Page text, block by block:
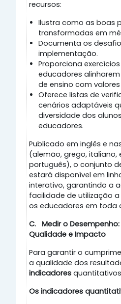
recursos:
Ilustra como as boas
transformadas em
Documenta os
implementação.
Proporciona
educadores
de ensino com valores
Oferece listas de
cenários adaptáveis
diversidade dos
educadores.
Publicado em inglês e
(alemão, grego, italiano,
português), o conjunto
estará disponível em
interativo, garantindo a
facilidade de utilização
os educadores em toda
C. Medir o
Qualidade e Impacto
Para garantir o
a qualidade dos
indicadores quantitativos
Os indicadores